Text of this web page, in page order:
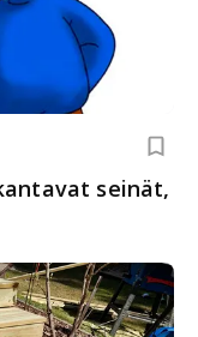
seinät,